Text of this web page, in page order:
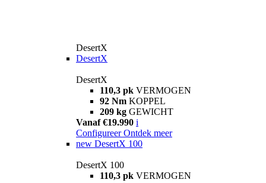
DesertX
DesertX
DesertX
110,3 pk VERMOGEN
92 Nm KOPPEL
209 kg GEWICHT
Vanaf €19.990 i
Configureer Ontdek meer
new DesertX 100
DesertX 100
110,3 pk VERMOGEN